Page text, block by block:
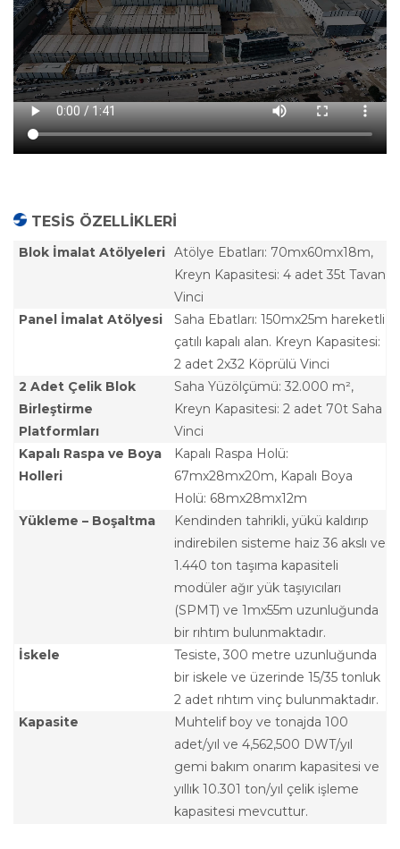
TESİS ÖZELLİKLERİ
Blok İmalat Atölyeleri Atölye Ebatları: 70mx60mx18m,
Kreyn Kapasitesi: 4 adet 35t Tavan
Vinci
Panel İmalat Atölyesi
Saha Ebatları: 150mx25m hareketli
çatılı kapalı alan. Kreyn Kapasitesi:
2 adet 2x32 Köprülü Vinci
2 Adet Çelik Blok
Birleştirme
Platformları
Saha Yüzölçümü: 32.000 m²,
Kreyn Kapasitesi: 2 adet 70t Saha
Vinci
Kapalı Raspa ve Boya
Holleri
Kapalı Raspa Holü:
67mx28mx20m, Kapalı Boya
Holü: 68mx28mx12m
Yükleme – Boşaltma
Kendinden tahrikli, yükü kaldırıp
indirebilen sisteme haiz 36 akslı ve
1.440 ton taşıma kapasiteli
modüler ağır yük taşıyıcıları
(SPMT) ve 1mx55m uzunluğunda
bir rıhtım bulunmaktadır.
İskele
Tesiste, 300 metre uzunluğunda
bir iskele ve üzerinde 15/35 tonluk
2 adet rıhtım vinç bulunmaktadır.
Kapasite
Muhtelif boy ve tonajda 100
adet/yıl ve 4,562,500 DWT/yıl
gemi bakım onarım kapasitesi ve
yıllık 10.301 ton/yıl çelik işleme
kapasitesi mevcuttur.